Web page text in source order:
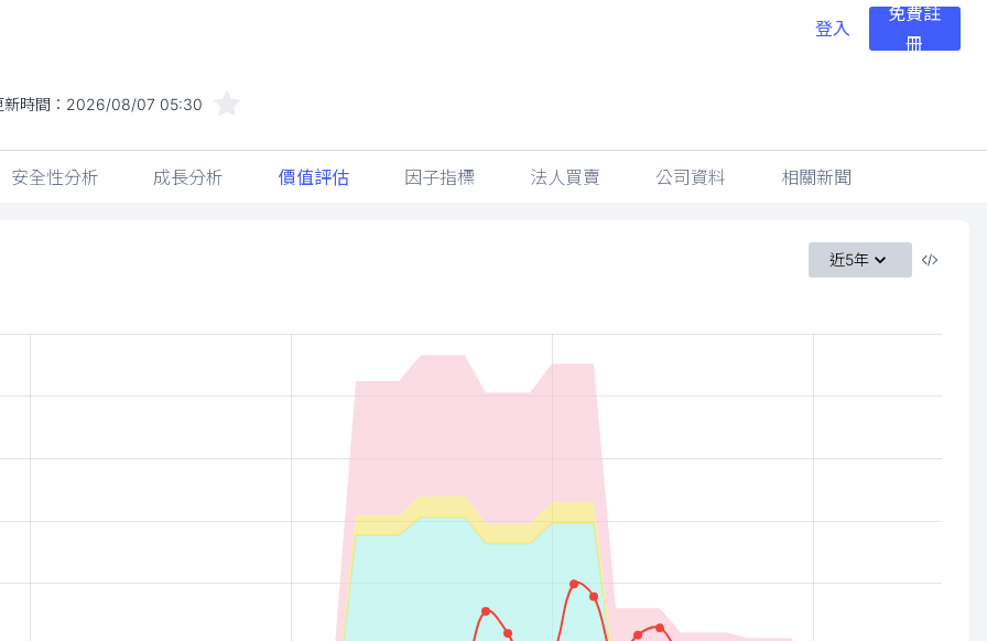
登入
免費註
冊
時間： 2026/08/07 05:30
安全性分析 成長分析 價值評估 因子指標 法人買賣 公司資料 相關新聞
近5年